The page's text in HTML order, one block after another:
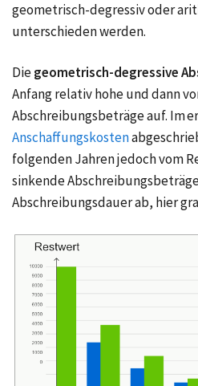
geometrisch-degressiv oder
unterschieden werden.
Diegeometrisch-degressive
Anfang relativ hohe und dann
Abschreibungsbeträge auf. Im
Anschaffungskosten
folgenden Jahren jedoch vom
sinkende
Abschreibungsdauer ab, hier